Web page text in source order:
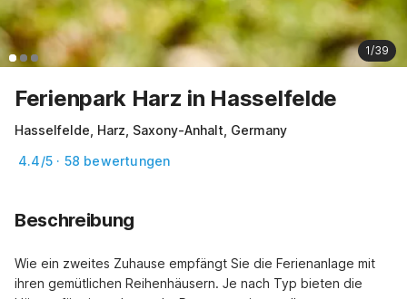
1/39
Ferienpark Harz in Hasselfelde
Hasselfelde, Harz, Saxony-Anhalt, Germany
4.4/5 · 58 bewertungen
Beschreibung
Wie ein zweites Zuhause empfängt Sie die Ferienanlage mit
ihren gemütlichen Reihenhäusern. Je nach Typ bieten die